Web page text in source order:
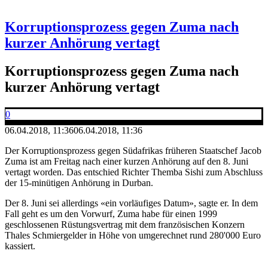
Korruptionsprozess gegen Zuma nach
kurzer Anhörung vertagt
Korruptionsprozess gegen Zuma nach
kurzer Anhörung vertagt
0
06.04.2018, 11:3606.04.2018, 11:36
Der Korruptionsprozess gegen Südafrikas früheren Staatschef Jacob
Zuma ist am Freitag nach einer kurzen Anhörung auf den 8. Juni
vertagt worden. Das entschied Richter Themba Sishi zum Abschluss
der 15-minütigen Anhörung in Durban.
Der 8. Juni sei allerdings «ein vorläufiges Datum», sagte er. In dem
Fall geht es um den Vorwurf, Zuma habe für einen 1999
geschlossenen Rüstungsvertrag mit dem französischen Konzern
Thales Schmiergelder in Höhe von umgerechnet rund 280'000 Euro
kassiert.